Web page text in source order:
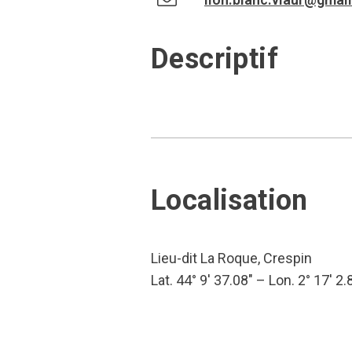
Descriptif
Localisation
Lieu-dit La Roque, Crespin
Lat. 44° 9′ 37.08″ – Lon. 2° 17′